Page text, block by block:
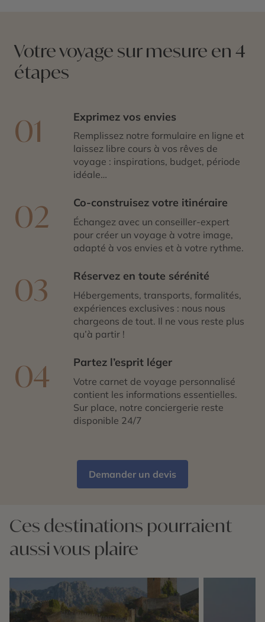
Votre voyage sur mesure en 4
étapes
01 Exprimez vos envies
Remplissez notre formulaire en ligne et
laissez libre cours à vos rêves de
voyage : inspirations, budget, période
idéale…
02 Co-construisez votre itinéraire
Échangez avec un conseiller-expert
pour créer un voyage à votre image,
adapté à vos envies et à votre rythme.
03 Réservez en toute sérénité
Hébergements, transports, formalités,
expériences exclusives : nous nous
chargeons de tout. Il ne vous reste plus
qu’à partir !
04 Partez l’esprit léger
Votre carnet de voyage personnalisé
contient les informations essentielles.
Sur place, notre conciergerie reste
disponible 24/7
Demander un devis
Ces destinations pourraient
aussi vous plaire